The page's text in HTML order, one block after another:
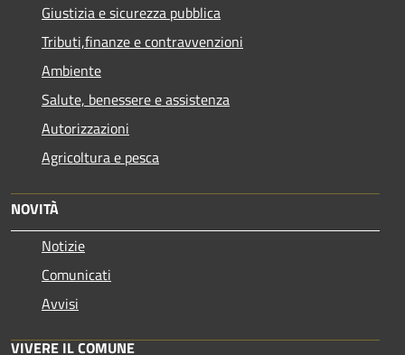
Giustizia e sicurezza pubblica
Tributi,finanze e contravvenzioni
Ambiente
Salute, benessere e assistenza
Autorizzazioni
Agricoltura e pesca
NOVITÀ
Notizie
Comunicati
Avvisi
VIVERE IL COMUNE